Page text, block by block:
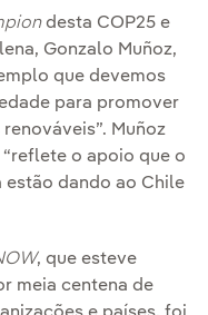
desta COP25 e
Gonzalo Muñoz,
que devemos
para promover
Muñoz
o apoio que o
estão dando ao Chile
, que esteve
meia centena de